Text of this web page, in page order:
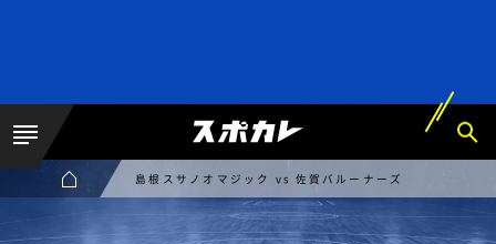
島根スサノオマジック vs 佐賀バルーナーズ